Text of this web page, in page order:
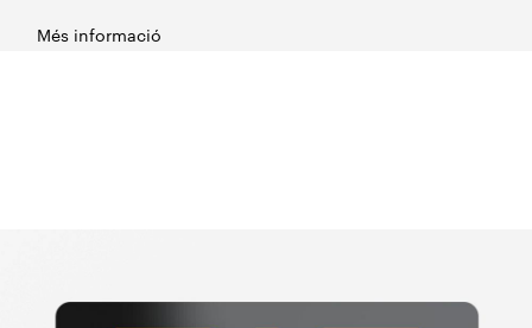
Més informació